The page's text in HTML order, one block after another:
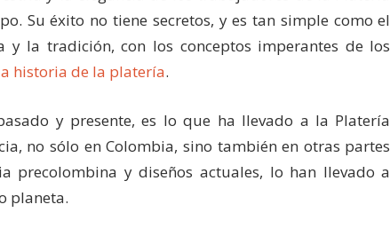
Su éxito no tiene secretos, y es tan simple como el
y la tradición, con los conceptos imperantes de los
historia de la platería.
y presente, es lo que ha llevado a la Platería
no sólo en Colombia, sino también en otras partes
precolombina y diseños actuales, lo han llevado a
planeta.